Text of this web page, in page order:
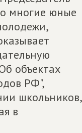
многие юные
объектах
РФ",
школьников,
в